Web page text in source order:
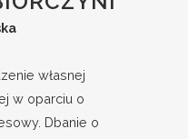
własnej
w oparciu o
Dbanie o